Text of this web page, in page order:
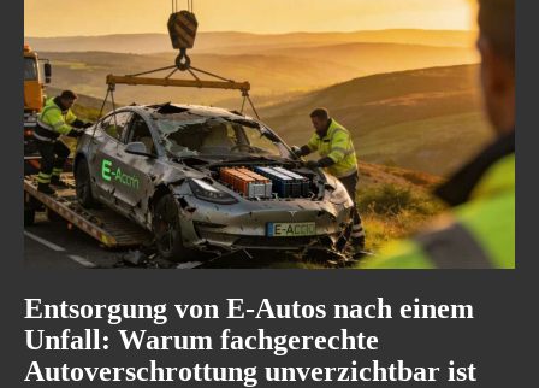
Entsorgung von E-Autos nach einem
Unfall: Warum fachgerechte
Autoverschrottung unverzichtbar ist